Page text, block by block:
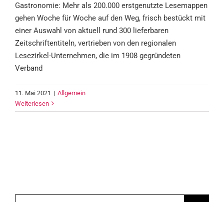
Gastronomie: Mehr als 200.000 erstgenutzte Lesemappen
gehen Woche für Woche auf den Weg, frisch bestückt mit
einer Auswahl von aktuell rund 300 lieferbaren
Zeitschriftentiteln, vertrieben von den regionalen
Lesezirkel-Unternehmen, die im 1908 gegründeten
Verband
11. Mai 2021 | Allgemein
Weiterlesen